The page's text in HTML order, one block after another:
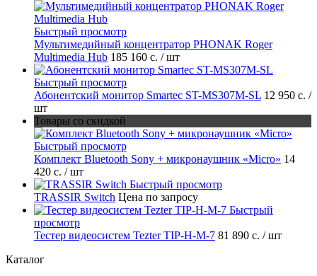
Быстрый просмотр
Мультимедийный концентратор PHONAK Roger
Multimedia Hub 185 160 с. / шт
Быстрый просмотр
Абонентский монитор Smartec ST-MS307M-SL 12 950 с. /
шт
Товары со скидкой
Быстрый просмотр
Комплект Bluetooth Sony + микронаушник «Micro» 14
420 с. / шт
Быстрый просмотр
TRASSIR Switch Цена по запросу
Быстрый
просмотр
Тестер видеосистем Tezter TIP-H-M-7 81 890 с. / шт
Каталог